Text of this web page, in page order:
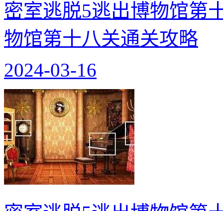
密室逃脱5逃出博物馆第
物馆第十八关通关攻略
2024-03-16